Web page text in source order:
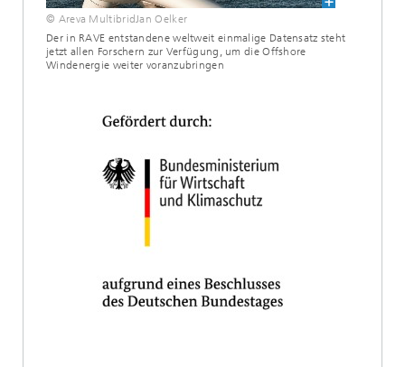
© Areva MultibridJan Oelker
Der in RAVE entstandene weltweit einmalige Datensatz steht
jetzt allen Forschern zur Verfügung, um die Offshore
Windenergie weiter voranzubringen